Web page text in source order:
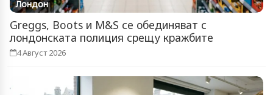
Лондон
Greggs, Boots и M&S се обединяват с
лондонската полиция срещу кражбите
4 Август 2026